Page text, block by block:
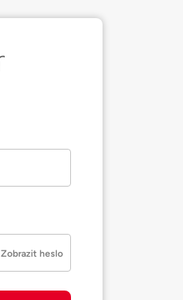
Zobrazit heslo